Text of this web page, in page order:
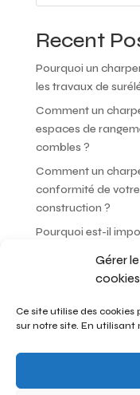
Gérer
cookies
Ce site utilise des cookies
sur notre site. En utilisant
Recent
Pourquoi un
les travaux de
Comment un
espaces de
combles ?
Comment un
conformité de
construction ?
Pourquoi est-il
Comment un
Recent